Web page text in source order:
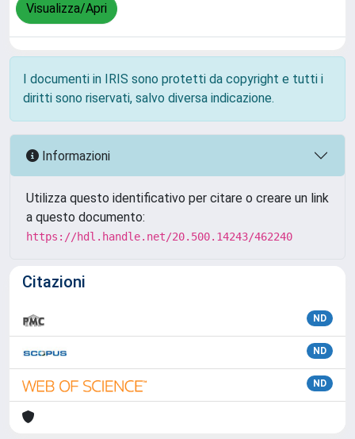
Visualizza/Apri
I documenti in IRIS sono protetti da copyright e tutti i
diritti sono riservati, salvo diversa indicazione.
Informazioni
Utilizza questo identificativo per citare o creare un link
a questo documento:
https://hdl.handle.net/20.500.14243/462240
Citazioni
ND
ND
ND